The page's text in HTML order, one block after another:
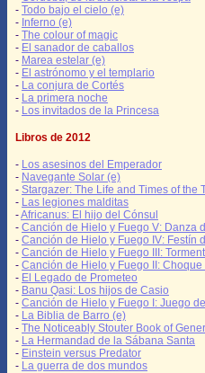
- Todo bajo el cielo (e)
- Inferno (e)
- The colour of magic
- El sanador de caballos
- Marea estelar (e)
- El astrónomo y el templario
- La conjura de Cortés
- La primera noche
- Los invitados de la Princesa
Libros de 2012
- Los asesinos del Emperador
- Navegante Solar (e)
- Stargazer: The Life and Times of the
- Las legiones malditas
-Africanus: El hijo del Cónsul
- Canción de Hielo y Fuego V: Danza
- Canción de Hielo y Fuego IV: Festín
- Canción de Hielo y Fuego III:
- Canción de Hielo y Fuego II:
- El Legado de Prometeo
- Banu Qasi: Los hijos de Casio
- Canción de Hielo y Fuego I: Juego
- La Biblia de Barro (e)
- The Noticeably Stouter Book of
- La Hermandad de la Sábana Santa
- Einstein versus Predator
- La guerra de dos mundos